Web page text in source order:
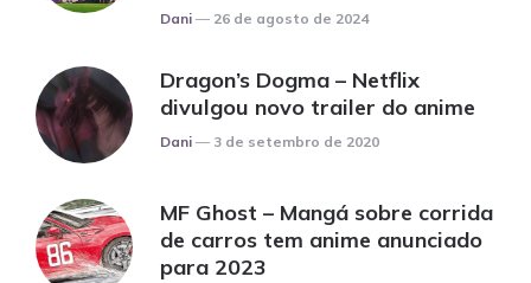
Posted
Dani 26 de agosto de 2024
Dragon’s Dogma – Netflix
divulgou novo trailer do anime
Posted
Dani 3 de setembro de 2020
MF Ghost – Mangá sobre corrida
de carros tem anime anunciado
para 2023